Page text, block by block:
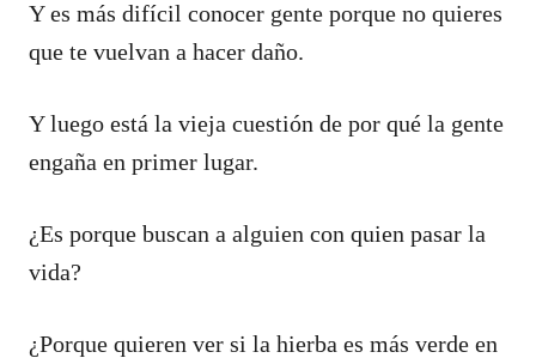
Y es más difícil conocer gente porque no quieres
que te vuelvan a hacer daño.
Y luego está la vieja cuestión de por qué la gente
engaña en primer lugar.
¿Es porque buscan a alguien con quien pasar la
vida?
¿Porque quieren ver si la hierba es más verde en